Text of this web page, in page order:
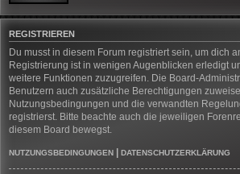
REGISTRIEREN
Du musst in diesem Forum registriert sein, um dich
Registrierung ist in wenigen Augenblicken erledigt
weitere Funktionen zuzugreifen. Die Board-
Benutzern auch zusätzliche Berechtigungen
Nutzungsbedingungen und die verwandten
registrierst. Bitte beachte auch die jeweiligen
diesem Board bewegst.
NUTZUNGSBEDINGUNGEN DATENSCHUTZERKLÄRUNG